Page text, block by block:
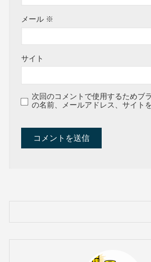
メール ※
サイト
次回のコメントで使用するためブ
の名前、メールアドレス、サイト